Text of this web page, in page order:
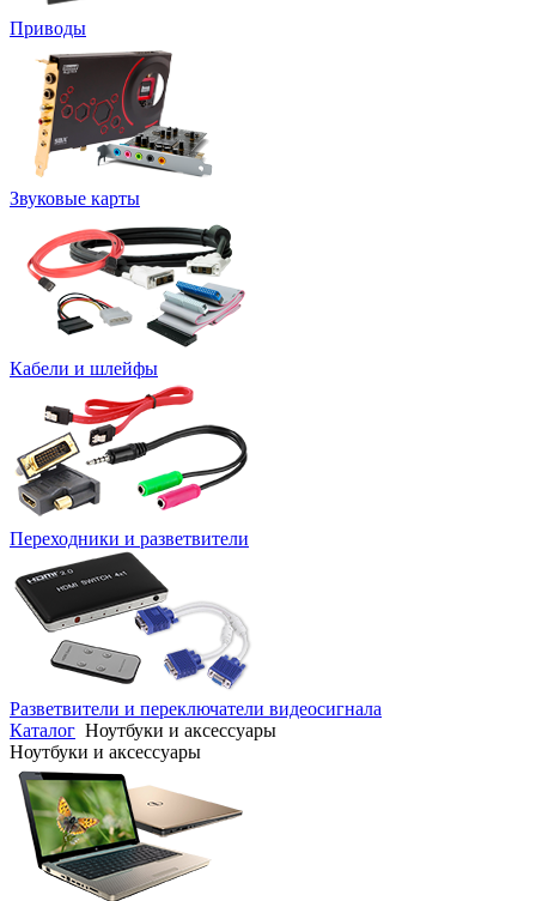
Приводы
Звуковые карты
Кабели и шлейфы
Переходники и разветвители
Разветвители и переключатели видеосигнала
Каталог Ноутбуки и аксессуары
Ноутбуки и аксессуары